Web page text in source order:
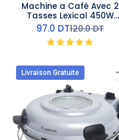
Machine a Café Avec 2
Tasses Lexical 450W
Rouge
97.0 DT120.0DT
Livraison Gratuite